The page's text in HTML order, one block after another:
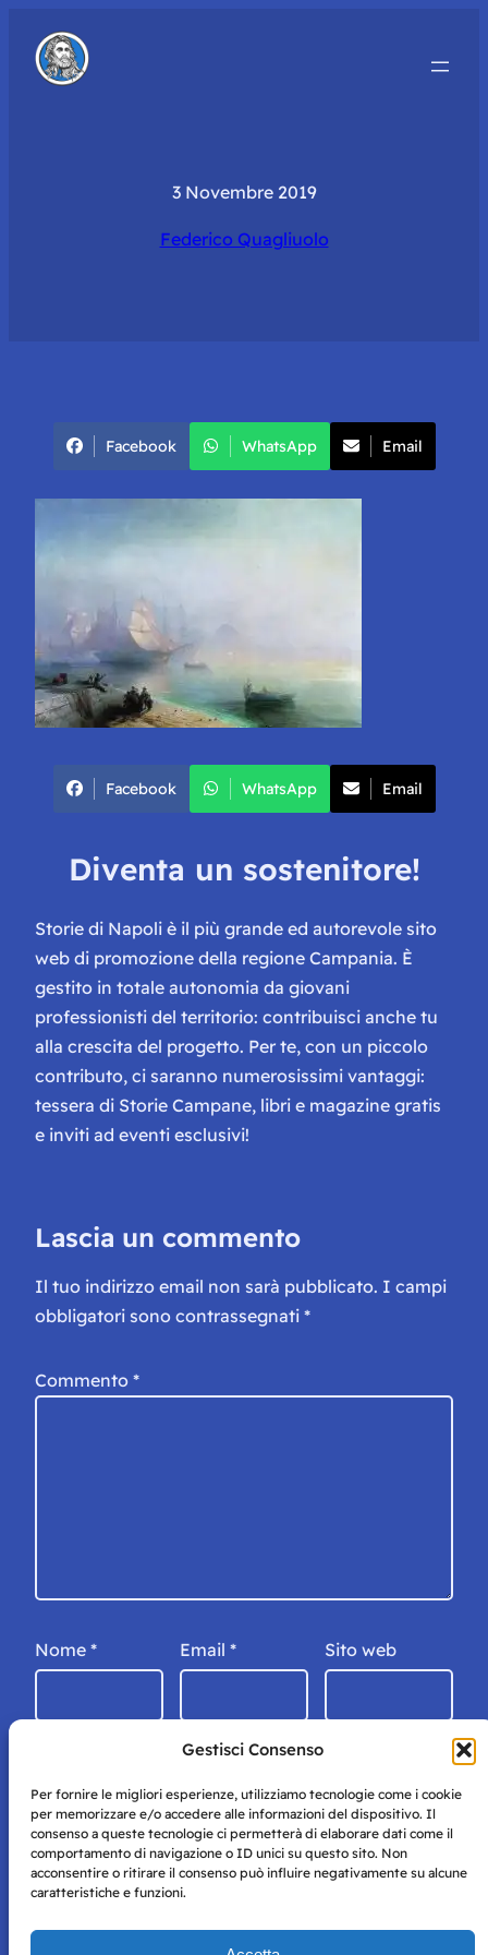
Gestisci Consenso
Per fornire le migliori esperienze, utilizziamo tecnologie come i cookie
per memorizzare e/o accedere alle informazioni del dispositivo. Il
consenso a queste tecnologie ci permetterà di elaborare dati come il
comportamento di navigazione o ID unici su questo sito. Non
acconsentire o ritirare il consenso può influire negativamente su alcune
caratteristiche e funzioni.
3 Novembre 2019
Federico Quagliuolo
Facebook WhatsApp Email
Facebook WhatsApp Email
Diventa un sostenitore!
Storie di Napoli è il più grande ed autorevole sito
web di promozione della regione Campania. È
gestito in totale autonomia da giovani
professionisti del territorio: contribuisci anche tu
alla crescita del progetto. Per te, con un piccolo
contributo, ci saranno numerosissimi vantaggi:
tessera di Storie Campane, libri e magazine gratis
e inviti ad eventi esclusivi!
Lascia un commento
Il tuo indirizzo email non sarà pubblicato. I campi
obbligatori sono contrassegnati *
Commento *
Nome * Email * Sito web
Storie di Napoli è una testata registrata presso il tribunale di